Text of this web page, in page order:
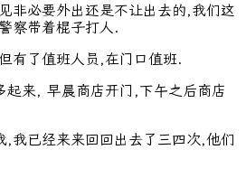
非必要外出还是不让出去的,我们这
察带着棍子打人.
有了值班人员,在门口值班.
起来, 早晨商店开门,下午之后商店
,我已经来来回回出去了三四次,他们